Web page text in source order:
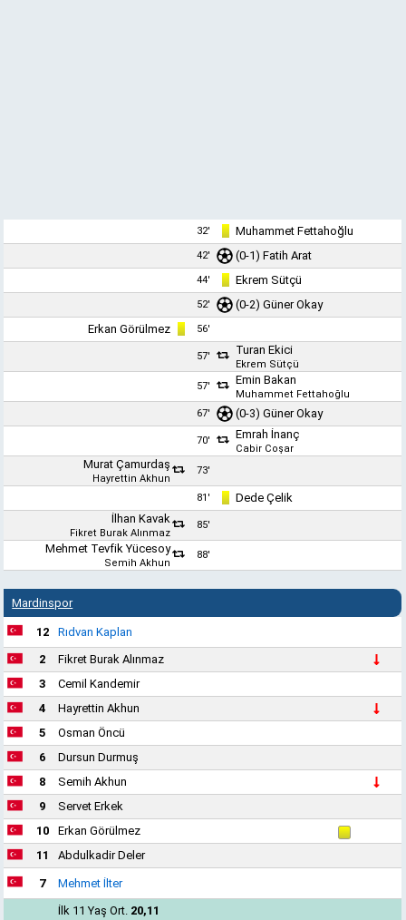
32' Muhammet Fettahoğlu
42' (0-1)Fatih Arat
44' Ekrem Sütçü
52' (0-2)Güner Okay
Erkan Görülmez
56'
57' Turan Ekici
Ekrem Sütçü
57'
Emin Bakan
Muhammet Fettahoğlu
67'
(0-3)Güner Okay
70' Emrah İnanç
Cabir Coşar
Murat Çamurdaş
Hayrettin Akhun
73'
81'
Dede Çelik
İlhan Kavak
Fikret Burak Alınmaz
85'
Mehmet Tevfik Yücesoy
Semih Akhun
88'
Mardinspor
12
Rıdvan Kaplan
2
Fikret Burak Alınmaz
3
Cemil Kandemir
4
Hayrettin Akhun
5
Osman Öncü
6
Dursun Durmuş
8
Semih Akhun
9
Servet Erkek
10
Erkan Görülmez
11
Abdulkadir Deler
7
Mehmet İlter
İlk 11 Yaş Ort. 20,11